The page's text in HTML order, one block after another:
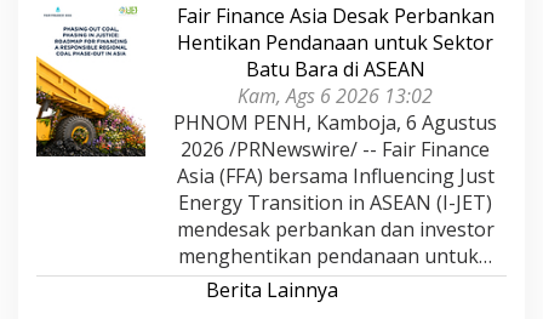
Fair Finance Asia Desak Perbankan
Hentikan Pendanaan untuk Sektor
Batu Bara di ASEAN
Kam, Ags 6 2026 13:02
PHNOM PENH, Kamboja, 6 Agustus
2026 /PRNewswire/ -- Fair Finance
Asia (FFA) bersama Influencing Just
Energy Transition in ASEAN (I-JET)
mendesak perbankan dan investor
menghentikan pendanaan untuk…
Berita Lainnya